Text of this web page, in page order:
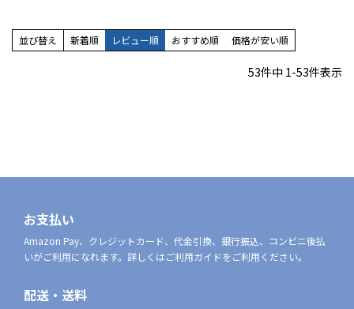
並び替え 新着順 レビュー順 おすすめ順 価格が安い順
53件中 1-53件表示
お支払い
Amazon Pay、クレジットカード、代金引換、銀行振込、コンビニ後払
いがご利用になれます。詳しくはご利用ガイドをご利用ください。
配送・送料